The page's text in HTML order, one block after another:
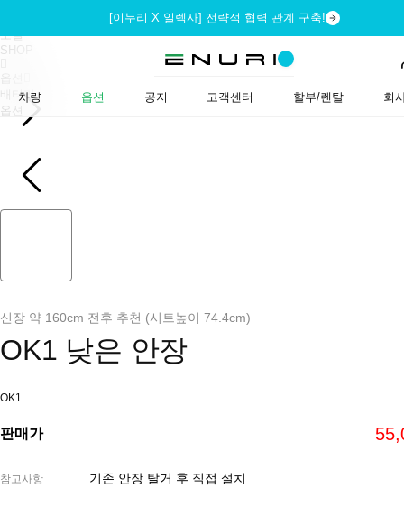
[이누리 X 일렉사] 전략적 협력 관계 구축!
차량 옵션 공지 고객센터 할부/렌탈 회
모델
SHOP
배터리
옵션
신장 약 160cm 전후 추천 (시트높이 74.4cm)
OK1 낮은 안장
OK1
판매가
참고사항 기존 안장 탈거 후 직접 설치